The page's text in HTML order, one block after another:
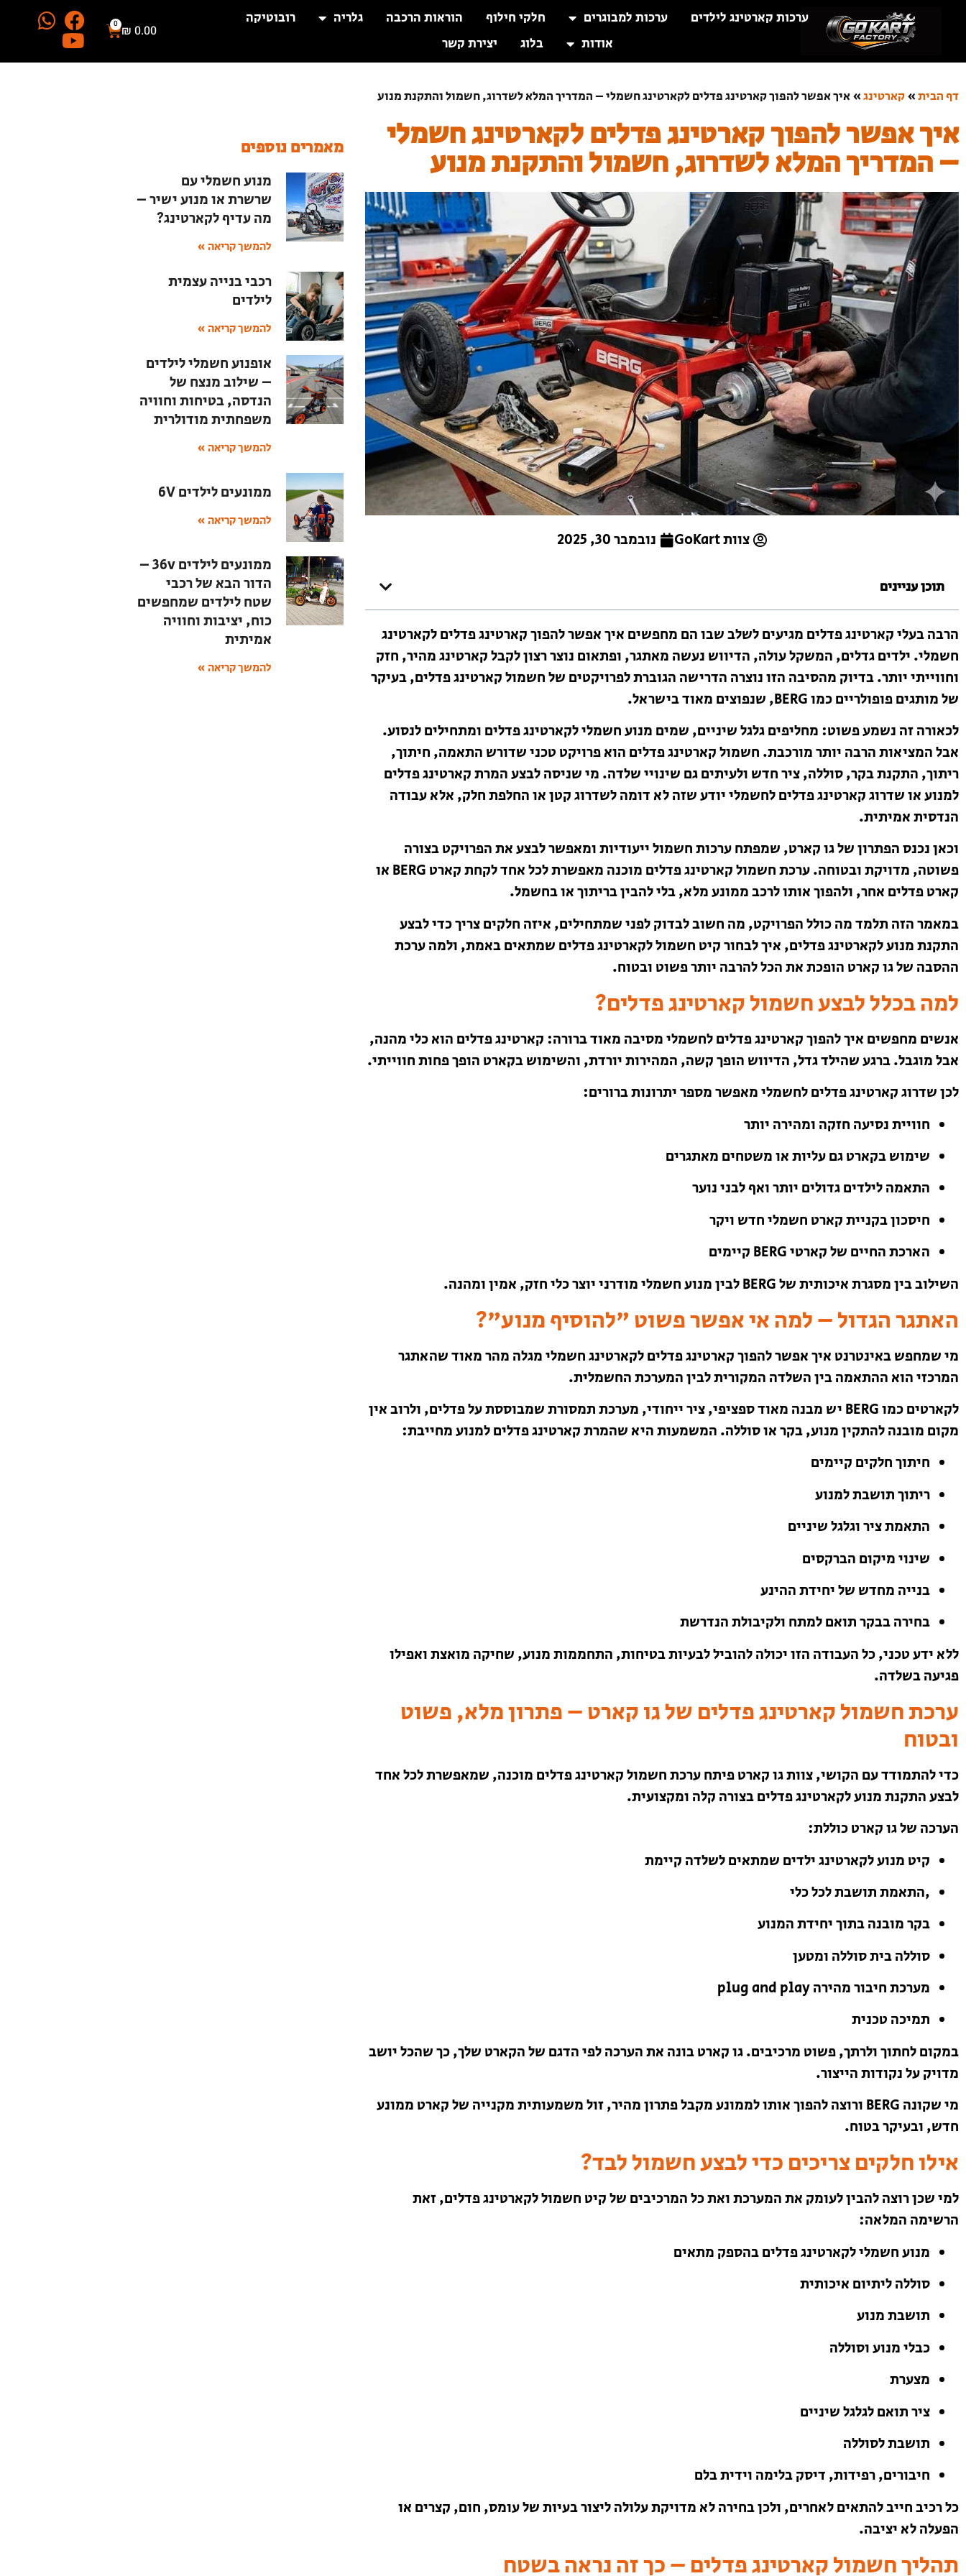
ערכות קארטינג לילדים ערכות למבוגרים חלקי חילוף הוראות הרכבה גלריה
רובוטיקה
אודות
בלוג יצירת קשר
₪ 0.00
0
דף הבית»קארטינג»איך אפשר להפוך קארטינג פדלים לקארטינג חשמלי – המדריך המלא לשדרוג, חשמול והתקנת מנוע
איך אפשר להפוך קארטינג פדלים לקארטינג חשמלי
– המדריך המלא לשדרוג, חשמול והתקנת מנוע
צוות GoKart נובמבר 30, 2025
תוכן עניינים
הרבה בעלי קארטינג פדלים מגיעים לשלב שבו הם מחפשים איך אפשר להפוך קארטינג פדלים לקארטינג
חשמלי. ילדים גדלים, המשקל עולה, הדיווש נעשה מאתגר, ופתאום נוצר רצון לקבל קארטינג מהיר, חזק
וחווייתי יותר. בדיוק מהסיבה הזו נוצרה הדרישה הגוברת לפרויקטים של חשמול קארטינג פדלים, בעיקר
של מותגים פופולריים כמו BERG, שנפוצים מאוד בישראל.
לכאורה זה נשמע פשוט: מחליפים גלגל שיניים, שמים מנוע חשמלי לקארטינג פדלים ומתחילים לנסוע.
אבל המציאות הרבה יותר מורכבת. חשמול קארטינג פדלים הוא פרויקט טכני שדורש התאמה, חיתוך,
ריתוך, התקנת בקר, סוללה, ציר חדש ולעיתים גם שינויי שלדה. מי שניסה לבצע המרת קארטינג פדלים
למנוע או שדרוג קארטינג פדלים לחשמלי יודע שזה לא דומה לשדרוג קטן או החלפת חלק, אלא עבודה
הנדסית אמיתית.
וכאן נכנס הפתרון של גו קארט, שמפתח ערכות חשמול ייעודיות ומאפשר לבצע את הפרויקט בצורה
פשוטה, מדויקת ובטוחה. ערכת חשמול קארטינג פדלים מוכנה מאפשרת לכל אחד לקחת קארט BERG או
קארט פדלים אחר, ולהפוך אותו לרכב ממונע מלא, בלי להבין בריתוך או בחשמל.
במאמר הזה תלמד מה כולל הפרויקט, מה חשוב לבדוק לפני שמתחילים, איזה חלקים צריך כדי לבצע
התקנת מנוע לקארטינג פדלים, איך לבחור קיט חשמול לקארטינג פדלים שמתאים באמת, ולמה ערכת
ההסבה של גו קארט הופכת את הכל להרבה יותר פשוט ובטוח.
למה בכלל לבצע חשמול קארטינג פדלים?
אנשים מחפשים איך להפוך קארטינג פדלים לחשמלי מסיבה מאוד ברורה: קארטינג פדלים הוא כלי מהנה,
אבל מוגבל. ברגע שהילד גדל, הדיווש הופך קשה, המהירות יורדת, והשימוש בקארט הופך פחות חווייתי.
לכן שדרוג קארטינג פדלים לחשמלי מאפשר מספר יתרונות ברורים:
חוויית נסיעה חזקה ומהירה יותר
שימוש בקארט גם עליות או משטחים מאתגרים
התאמה לילדים גדולים יותר ואף לבני נוער
חיסכון בקניית קארט חשמלי חדש ויקר
הארכת החיים של קארטי BERG קיימים
השילוב בין מסגרת איכותית של BERG לבין מנוע חשמלי מודרני יוצר כלי חזק, אמין ומהנה.
האתגר הגדול – למה אי אפשר פשוט "להוסיף מנוע"?
מי שמחפש באינטרנט איך אפשר להפוך קארטינג פדלים לקארטינג חשמלי מגלה מהר מאוד שהאתגר
המרכזי הוא ההתאמה בין השלדה המקורית לבין המערכת החשמלית.
לקארטים כמו BERG יש מבנה מאוד ספציפי, ציר ייחודי, מערכת תמסורת שמבוססת על פדלים, ולרוב אין
מקום מובנה להתקין מנוע, בקר או סוללה. המשמעות היא שהמרת קארטינג פדלים למנוע מחייבת:
חיתוך חלקים קיימים
ריתוך תושבת למנוע
התאמת ציר וגלגל שיניים
שינוי מיקום הברקסים
בנייה מחדש של יחידת ההינע
בחירה בבקר תואם למתח ולקיבולת הנדרשת
ללא ידע טכני, כל העבודה הזו יכולה להוביל לבעיות בטיחות, התחממות מנוע, שחיקה מואצת ואפילו
פגיעה בשלדה.
ערכת חשמול קארטינג פדלים של גו קארט – פתרון מלא, פשוט
ובטוח
כדי להתמודד עם הקושי, צוות גו קארט פיתח ערכת חשמול קארטינג פדלים מוכנה, שמאפשרת לכל אחד
לבצע התקנת מנוע לקארטינג פדלים בצורה קלה ומקצועית.
הערכה של גו קארט כוללת:
קיט מנוע לקארטינג ילדים שמתאים לשלדה קיימת
,התאמת תושבת לכל כלי
בקר מובנה בתוך יחידת המנוע
סוללה בית סוללה ומטען
מערכת חיבור מהירה plug and play
תמיכה טכנית
במקום לחתוך ולרתך, פשוט מרכיבים. גו קארט בונה את הערכה לפי הדגם של הקארט שלך, כך שהכל יושב
מדויק על נקודות הייצור.
מי שקונה BERG ורוצה להפוך אותו לממונע מקבל פתרון מהיר, זול משמעותית מקנייה של קארט ממונע
חדש, ובעיקר בטוח.
אילו חלקים צריכים כדי לבצע חשמול לבד?
למי שכן רוצה להבין לעומק את המערכת ואת כל המרכיבים של קיט חשמול לקארטינג פדלים, זאת
הרשימה המלאה:
מנוע חשמלי לקארטינג פדלים בהספק מתאים
סוללה ליתיום איכותית
תושבת מנוע
כבלי מנוע וסוללה
מצערת
ציר תואם לגלגל שיניים
תושבת לסוללה
חיבורים, רפידות, דיסק בלימה וידית בלם
כל רכיב חייב להתאים לאחרים, ולכן בחירה לא מדויקת עלולה ליצור בעיות של עומס, חום, קצרים או
הפעלה לא יציבה.
תהליך חשמול קארטינג פדלים – כך זה נראה בשטח
מאמרים נוספים
מנוע חשמלי עם
שרשרת או מנוע ישיר –
מה עדיף לקארטינג?
להמשך קריאה »
רכבי בנייה עצמית
לילדים
להמשך קריאה »
אופנוע חשמלי לילדים
– שילוב מנצח של
הנדסה, בטיחות וחוויה
משפחתית מודולרית
להמשך קריאה »
ממונעים לילדים 6V
להמשך קריאה »
ממונעים לילדים 36v –
הדור הבא של רכבי
שטח לילדים שמחפשים
כוח, יציבות וחוויה
אמיתית
להמשך קריאה »